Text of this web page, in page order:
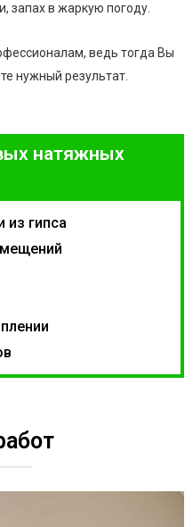
запах в жаркую погоду.
ведь тогда Вы
нужный результат.
натяжных
из гипса